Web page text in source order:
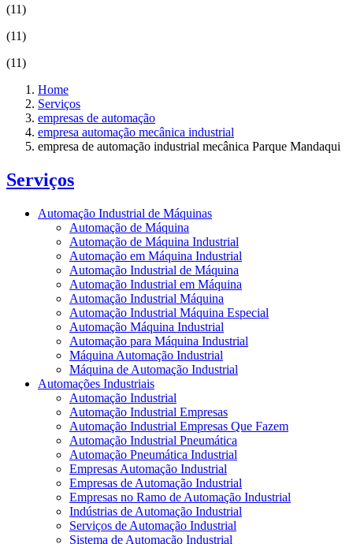
(11)
(11)
(11)
Home
Serviços
empresas de automação
empresa automação mecânica industrial
empresa de automação industrial mecânica Parque Mandaqui
Serviços
Automação Industrial de Máquinas
Automação de Máquina
Automação de Máquina Industrial
Automação em Máquina Industrial
Automação Industrial de Máquina
Automação Industrial em Máquina
Automação Industrial Máquina
Automação Industrial Máquina Especial
Automação Máquina Industrial
Automação para Máquina Industrial
Máquina Automação Industrial
Máquina de Automação Industrial
Automações Industriais
Automação Industrial
Automação Industrial Empresas
Automação Industrial Empresas Que Fazem
Automação Industrial Pneumática
Automação Pneumática Industrial
Empresas Automação Industrial
Empresas de Automação Industrial
Empresas no Ramo de Automação Industrial
Indústrias de Automação Industrial
Serviços de Automação Industrial
Sistema de Automação Industrial